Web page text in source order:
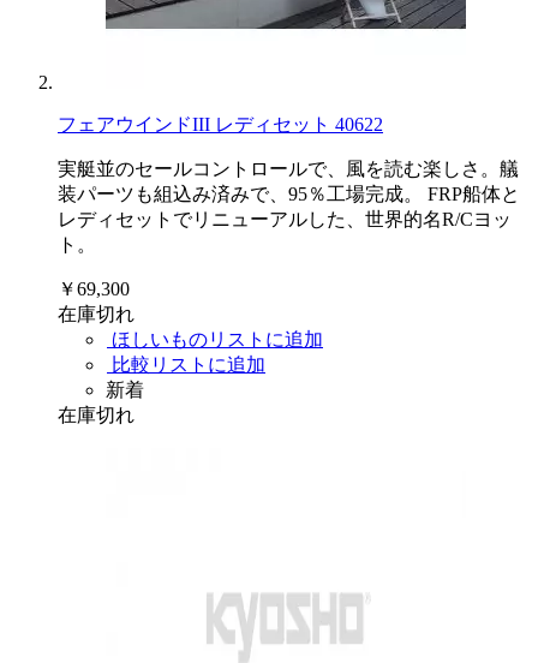
フェアウインドIII レディセット 40622
実艇並のセールコントロールで、風を読む楽しさ。艤
装パーツも組込み済みで、95％工場完成。 FRP船体と
レディセットでリニューアルした、世界的名R/Cヨッ
ト。
￥69,300
在庫切れ
ほしいものリストに追加
比較リストに追加
新着
在庫切れ